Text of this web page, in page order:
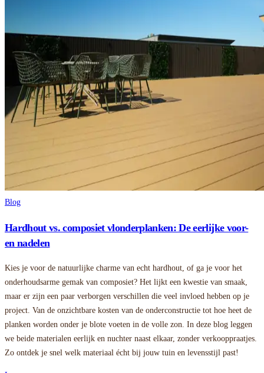
Blog
Hardhout vs. composiet vlonderplanken: De eerlijke voor-
en nadelen
Kies je voor de natuurlijke charme van echt hardhout, of ga je voor het
onderhoudsarme gemak van composiet? Het lijkt een kwestie van smaak,
maar er zijn een paar verborgen verschillen die veel invloed hebben op je
project. Van de onzichtbare kosten van de onderconstructie tot hoe heet de
planken worden onder je blote voeten in de volle zon. In deze blog leggen
we beide materialen eerlijk en nuchter naast elkaar, zonder verkooppraatjes.
Zo ontdek je snel welk materiaal écht bij jouw tuin en levensstijl past!